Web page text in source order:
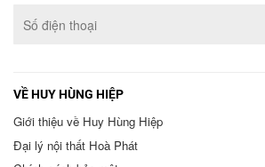
VỀ HUY HÙNG HIỆP
Giới thiệu về Huy Hùng Hiệp
Đại lý nội thất Hoà Phát